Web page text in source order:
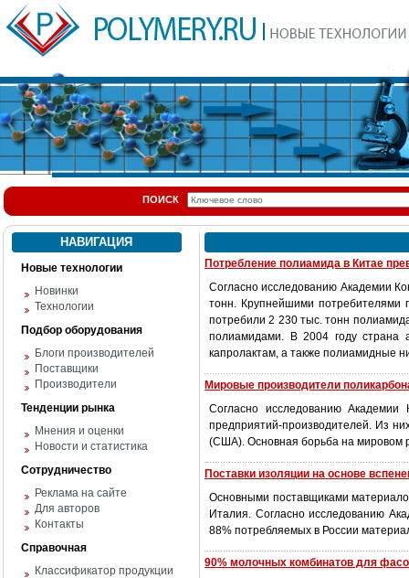
ПОИСК
НАВИГАЦИЯ
Новые технологии
Новинки
Технологии
Подбор оборудования
Блоги производителей
Поставщики
Производители
Тенденции рынка
Мнения и оценки
Новости и статистика
Сотрудничество
Реклама на сайте
Для авторов
Контакты
Справочная
Классификатор продукции
Потребление полиамида в Китае
Согласно исследованию Академии
тонн. Крупнейшими потребителями
потребили 2 230 тыс. тонн
полиамидами. В 2004 году страна
капролактам, а также полиамидные
Мировые производители
Согласно исследованию
предприятий-производителей. Из
(США). Основная борьба на мировом
Поставки изоляции на основе
Основными поставщиками
Италия. Согласно исследованию
88% потребляемых в России
90% молочных комбинатов для